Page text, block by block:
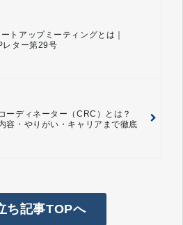
トアップミーティングとは｜
レター第29号
ーディネーター（CRC）とは？
容・やりがい・キャリアまで徹底
ち記事TOPへ